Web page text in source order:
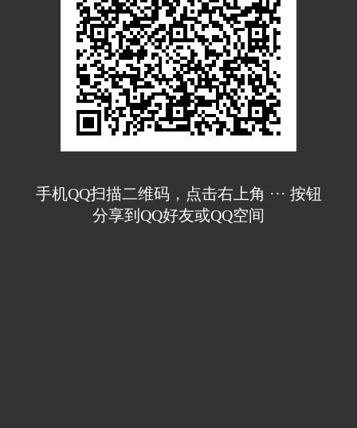
手机QQ扫描二维码，点击右上角 ··· 按钮
分享到QQ好友或QQ空间